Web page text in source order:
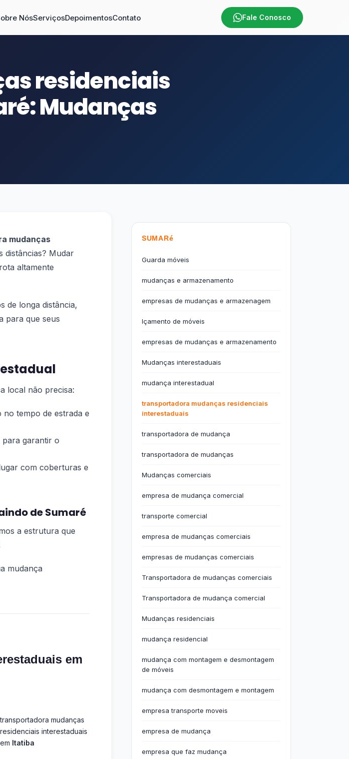
NósServiçosDepoimentosContato Fale Conosco
residenciais
Mudanças
mudanças
distâncias? Mudar
altamente
de longa distância,
para que seus
local não precisa:
no tempo de estrada e
para garantir o
com coberturas e
de Sumaré
a estrutura que
mudança
em
transportadora mudanças
residenciais interestaduais
em Itatiba
SUMARé
Guarda móveis
mudanças e armazenamento
empresas de mudanças e armazenagem
Içamento de móveis
empresas de mudanças e armazenamento
Mudanças interestaduais
mudança interestadual
transportadora mudanças residenciais
interestaduais
transportadora de mudança
transportadora de mudanças
Mudanças comerciais
empresa de mudança comercial
transporte comercial
empresa de mudanças comerciais
empresas de mudanças comerciais
Transportadora de mudanças comerciais
Transportadora de mudança comercial
Mudanças residenciais
mudança residencial
mudança com montagem e desmontagem
de móveis
mudança com desmontagem e montagem
empresa transporte moveis
empresa de mudança
empresa que faz mudança